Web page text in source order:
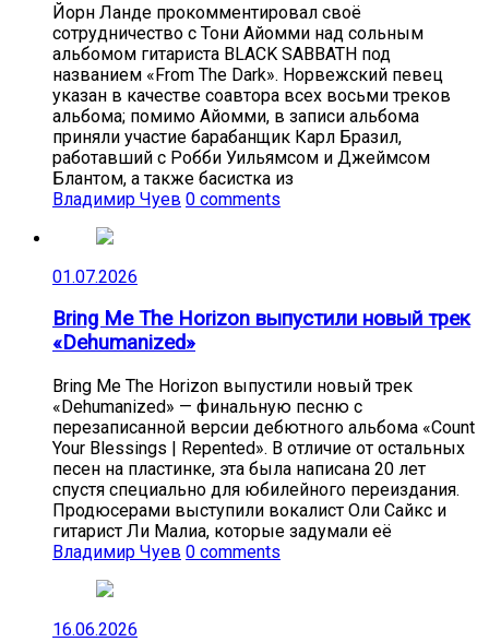
Йорн Ланде прокомментировал своё
сотрудничество с Тони Айомми над сольным
альбомом гитариста BLACK SABBATH под
названием «From The Dark». Норвежский певец
указан в качестве соавтора всех восьми треков
альбома; помимо Айомми, в записи альбома
приняли участие барабанщик Карл Бразил,
работавший с Робби Уильямсом и Джеймсом
Блантом, а также басистка из
Владимир Чуев 0 comments
01.07.2026
Bring Me The Horizon выпустили новый трек
«Dehumanized»
Bring Me The Horizon выпустили новый трек
«Dehumanized» — финальную песню с
перезаписанной версии дебютного альбома «Count
Your Blessings | Repented». В отличие от остальных
песен на пластинке, эта была написана 20 лет
спустя специально для юбилейного переиздания.
Продюсерами выступили вокалист Оли Сайкс и
гитарист Ли Малиа, которые задумали её
Владимир Чуев 0 comments
16.06.2026